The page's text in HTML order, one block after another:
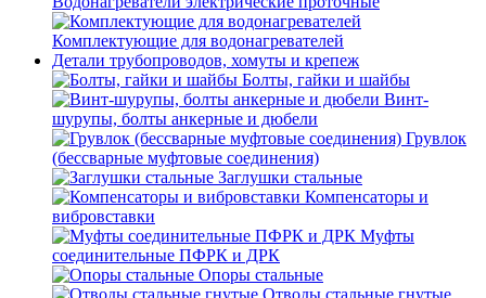
Комплектующие для водонагревателей
Детали трубопроводов, хомуты и крепеж
Болты, гайки и шайбы
Винт-
шурупы, болты анкерные и дюбели
Грувлок
(бессварные муфтовые соединения)
Заглушки стальные
Компенсаторы и
вибровставки
Муфты
соединительные ПФРК и ДРК
Опоры стальные
Отводы стальные гнутые